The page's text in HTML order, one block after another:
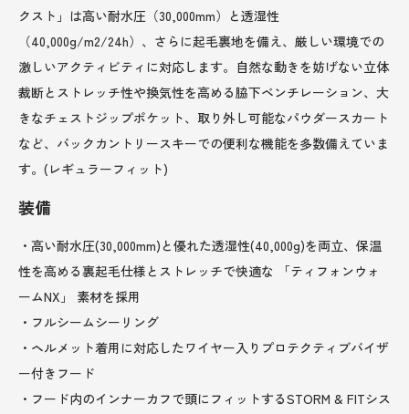
クスト」は高い耐水圧（30,000mm）と透湿性
（40,000g/m2/24h）、さらに起毛裏地を備え、厳しい環境での
激しいアクティビティに対応します。自然な動きを妨げない立体
裁断とストレッチ性や換気性を高める脇下ベンチレーション、大
きなチェストジップポケット、取り外し可能なパウダースカート
など、バックカントリースキーでの便利な機能を多数備えていま
す。(レギュラーフィット)
装備
・高い耐水圧(30,000mm)と優れた透湿性(40,000g)を両立、保温
性を高める裏起毛仕様とストレッチで快適な 「ティフォンウォ
ームNX」 素材を採用
・フルシームシーリング
・ヘルメット着用に対応したワイヤー入りプロテクティブバイザ
ー付きフード
・フード内のインナーカフで頭にフィットするSTORM & FITシス